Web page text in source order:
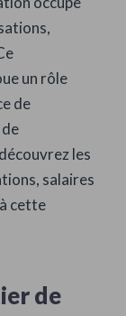
un rôle
de
les
salaires
cette
de